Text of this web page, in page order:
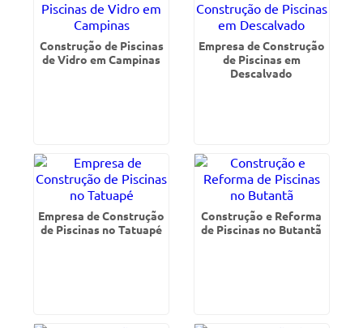
Construção de Piscinas
de Vidro em Campinas
Empresa de Construção
de Piscinas em
Descalvado
Empresa de Construção
de Piscinas no Tatuapé
Construção e Reforma
de Piscinas no Butantã